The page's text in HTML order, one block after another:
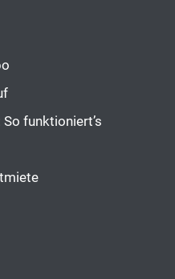
funktioniert’s